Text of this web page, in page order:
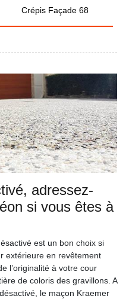
Crépis Façade 68
adressez-
si vous êtes à
est un bon choix si
extérieure en revêtement
l’originalité à votre cour
de coloris des gravillons. A
le maçon Kraemer